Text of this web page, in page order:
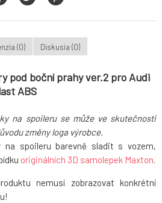
(0) Diskusia (0)
pod boční prahy ver.2 pro Audi
ABS
na spoileru se může ve skutečnosti
změny loga výrobce.
na spoileru barevně sladit s vozem,
originálních 3D samolepek Maxton.
nemusí zobrazovat konkrétní